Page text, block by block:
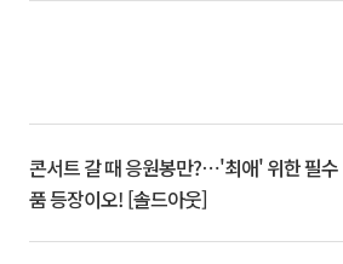
콘서트 갈 때 응원봉만?⋯'최애' 위한 필수
품 등장이오! [솔드아웃]